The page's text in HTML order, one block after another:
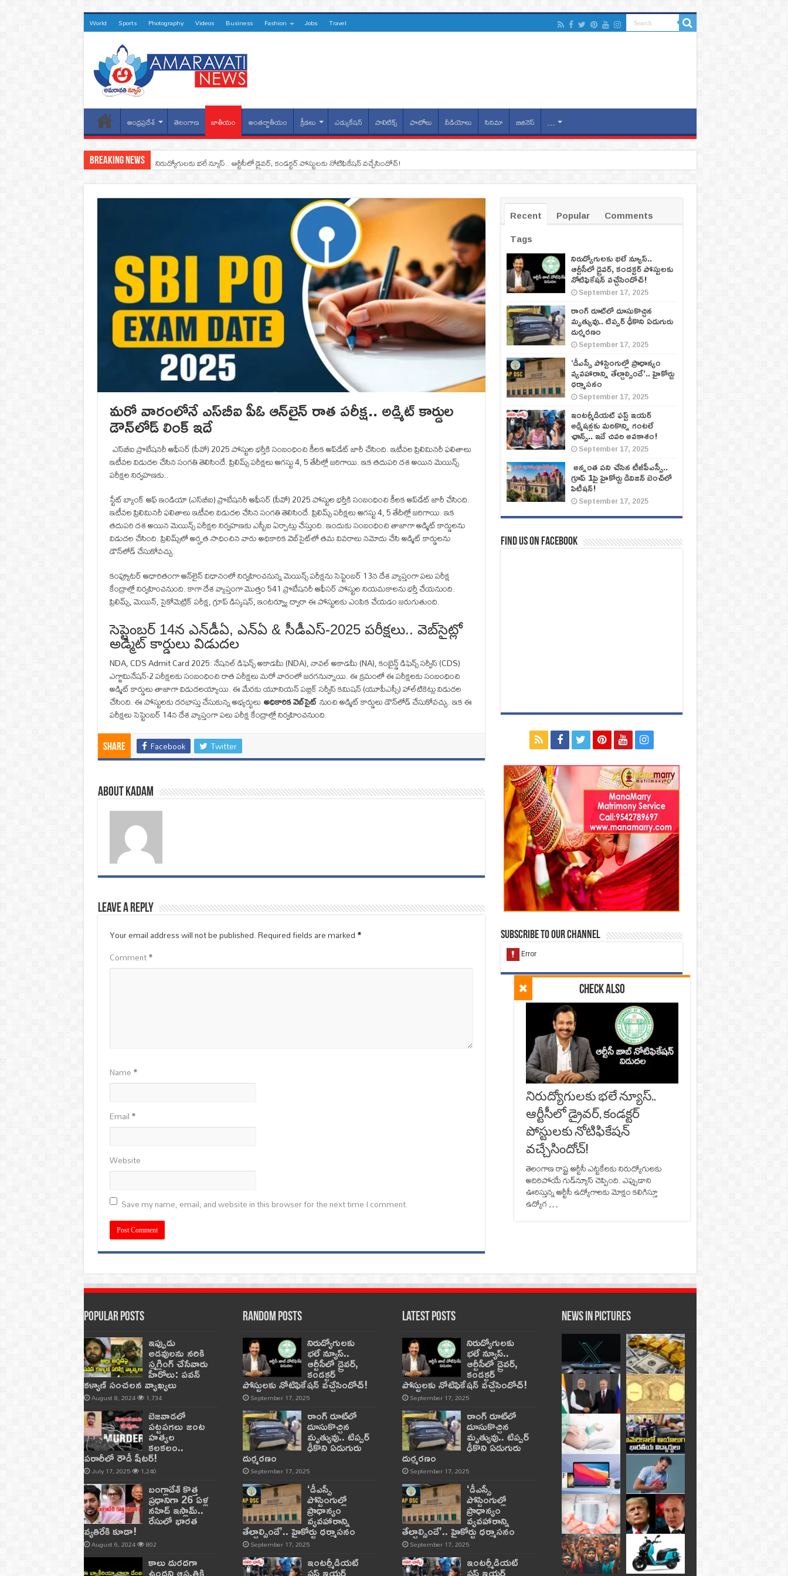
World Sports Photography Videos Business Fashion Jobs Travel
ఆంధ్రప్రదేశ్ తెలంగాణ జాతీయం అంతర్జాతీయం క్రీడలు ఎడ్యుకేషన్ పాలిటిక్స్ ఫొటోలు వీడియోలు సినిమా బిజినెస్ …
Breaking News నిరుద్యోగులకు భలే న్యూస్.. ఆర్టీసీలో డ్రైవర్, కండక్టర్‌ పోస్టులకు నోటిఫికేషన్‌ వచ్చేసిందోచ్‌!
మరో వారంలోనే ఎస్‌బీఐ పీఓ ఆన్‌లైన్‌ రాత పరీక్ష.. అడ్మిట్ కార్డుల
డౌన్‌లోడ్ లింక్‌ ఇదే
ఎస్‌బీఐ ప్రొబేషనరీ ఆఫీసర్‌ (పీవో) 2025 పోస్టుల భర్తీకి సంబంధించి కీలక అప్‌డేట్ జారీ చేసింది. ఇటీవల ప్రిలిమినరీ ఫలితాలు
ఇటీవల విడుదల చేసిన సంగతి తెలిసిందే. ప్రిలిమ్స్‌ పరీక్షలు ఆగస్టు 4, 5 తేదీల్లో జరిగాయి. ఇక తదుపరి దశ అయిన మెయిన్స్‌
పరీక్షల నిర్వహణకు..
స్టేట్ బ్యాంక్ ఆఫ్ ఇండియా (ఎస్‌బీఐ) ప్రొబేషనరీ ఆఫీసర్‌ (పీవో) 2025 పోస్టుల భర్తీకి సంబంధించి కీలక అప్‌డేట్ జారీ చేసింది.
ఇటీవల ప్రిలిమినరీ ఫలితాలు ఇటీవల విడుదల చేసిన సంగతి తెలిసిందే. ప్రిలిమ్స్‌ పరీక్షలు ఆగస్టు 4, 5 తేదీల్లో జరిగాయి. ఇక
తదుపరి దశ అయిన మెయిన్స్‌ పరీక్షల నిర్వహణకు ఎస్బీఐ ఏర్పాట్లు చేస్తుంది. ఇందుకు సంబంధించి తాజాగా అడ్మిట్‌ కార్డులను
విడుదల చేసింది. ప్రిలిమ్స్‌లో అర్హత సాధించిన వారు అధికారిక వెబ్‌సైట్‌లో తమ వివరాలు నమోదు చేసి అడ్మిట్‌ కార్డులను
డౌన్‌లోడ్‌ చేసుకోవచ్చు.
కంప్యూటర్‌ ఆధారితంగా ఆన్‌లైన్‌ విధానంలో నిర్వహించనున్న మెయిన్స్‌ పరీక్షను సెప్టెంబర్‌ 13న దేశ వ్యాప్తంగా పలు పరీక్ష
కేంద్రాల్లో నిర్వహించనుంది. కాగా దేశ వ్యాప్తంగా మొత్తం 541 ప్రొబేషనరీ ఆఫీసర్ పోస్టుల నియమకాలను భర్తీ చేయనుంది.
ప్రిలిమ్స్, మెయిన్, సైకోమెట్రిక్ పరీక్ష, గ్రూప్ డిస్కషన్, ఇంటర్వ్యూ ద్వారా ఈ పోస్టులకు ఎంపిక చేయడం జరుగుతుంది.
సెప్టెంబర్‌ 14న ఎన్‌డీఏ, ఎన్‌ఏ & సీడీఎస్‌-2025 పరీక్షలు.. వెబ్‌సైట్లో
అడ్మిట్‌ కార్డులు విడుదల
NDA, CDS Admit Card 2025: నేషనల్ డిఫెన్స్‌ అకాడమీ (NDA), నావల్‌ అకాడమీ (NA), కంబైన్డ్‌ డిఫెన్స్ సర్వీస్‌ (CDS)
ఎగ్జామినేషన్‌-2 పరీక్షలకు సంబంధించి రాత పరీక్షలు మరో వారంలో జరగనున్నాయి. ఈ క్రమంలో ఈ పరీక్షలకు సంబంధించి
అడ్మిట్‌ కార్డులు తాజాగా విడుదలయ్యాయి. ఈ మేరకు యూనియన్ పబ్లిక్‌ సర్వీస్‌ కమిషన్‌ (యూపీఎస్సీ) హాల్‌టికెట్లు విడుదల
చేసింది. ఈ పోస్టులకు దరఖాస్తు చేసుకున్న అభ్యర్థులు అధికారిక వెబ్‌సైట్నుంచి అడ్మిట్ కార్డులు డౌన్‌లోడ్‌ చేసుకోవచ్చు. ఇక ఈ
పరీక్షలు సెప్టెంబర్ 14న దేశ వ్యాప్తంగా పలు పరీక్ష కేంద్రాల్లో నిర్వహించనుంది.
Share Facebook Twitter
About Kadam
Check Also
నిరుద్యోగులకు భలే న్యూస్..
ఆర్టీసీలో డ్రైవర్, కండక్టర్‌
పోస్టులకు నోటిఫికేషన్‌
వచ్చేసిందోచ్‌!
తెలంగాణ రాష్ట్ర ఆర్టీసీ ఎట్టకేలకు నిరుద్యోగులకు
అదిరిపోయే గుడ్‌న్యూస్‌ చెప్పింది. ఎప్పుడాని
ఊరిస్తున్న ఆర్టీసీ ఉద్యోగాలకు మోక్షం కలిగిస్తూ
ఉద్యోగ …
Leave a Reply
Your email address will not be published.Required fields are marked*
Comment*
Name*
Email*
Website
Save my name, email, and website in this browser for the next time I comment.
Recent Popular
Comments
Tags
నిరుద్యోగులకు భలే న్యూస్..
ఆర్టీసీలో డ్రైవర్, కండక్టర్‌ పోస్టులకు
నోటిఫికేషన్‌ వచ్చేసిందోచ్‌!
September 17, 2025
రాంగ్ రూట్‌లో దూసుకొచ్చిన
మృత్యువు.. టిప్పర్ ఢీకొని ఏడుగురు
దుర్మరణం
September 17, 2025
‘డీఎస్సీ పోస్టింగుల్లో ప్రాధాన్యం
వ్యవహారాన్ని తేల్చాల్సిందే’.. హైకోర్టు
ధర్మాసనం
September 17, 2025
ఇంటర్మీడియట్ ఫస్ట్‌ ఇయర్‌
అడ్మిషన్లకు మరికొన్ని గంటలే
ఛాన్స్‌.. ఇదే చివరి అవకాశం!
September 17, 2025
అన్నంత పని చేసిన టీజీపీఎస్సీ..
గ్రూప్‌ 1పై హైకోర్టు డివిజన్‌ బెంచ్‌లో
పిటీషన్‌!
September 17, 2025
Find us on Facebook
Subscribe to our Channel
Popular Posts
ఇప్పుడు
అడవులను నరికి
స్మగ్లింగ్ చేసేవారు
హీరోలు: పవన్
కళ్యాణ్ సంచలన వ్యాఖ్యలు
August 8, 2024 1,734
బెజవాడలో
పట్టపగలు జంట
హత్యల
కలకలం..
పరారీలో రౌడీ షీటర్‌!
July 17, 2025 1,240
బంగ్లాదేశ్ కొత్త
ప్రధానిగా 26 ఏళ్ల
నహిద్ ఇస్లామ్..
రేసులో భారత
వ్యతిరేకి కూడా!
August 6, 2024 802
కాలు దురదగా
Random Posts
నిరుద్యోగులకు
భలే న్యూస్..
ఆర్టీసీలో డ్రైవర్,
కండక్టర్‌
పోస్టులకు నోటిఫికేషన్‌ వచ్చేసిందోచ్‌!
September 17, 2025
రాంగ్ రూట్‌లో
దూసుకొచ్చిన
మృత్యువు.. టిప్పర్
ఢీకొని ఏడుగురు
దుర్మరణం
September 17, 2025
‘డీఎస్సీ
పోస్టింగుల్లో
ప్రాధాన్యం
వ్యవహారాన్ని
తేల్చాల్సిందే’.. హైకోర్టు ధర్మాసనం
September 17, 2025
ఇంటర్మీడియట్
Latest Posts
నిరుద్యోగులకు
భలే న్యూస్..
ఆర్టీసీలో డ్రైవర్,
కండక్టర్‌
పోస్టులకు నోటిఫికేషన్‌ వచ్చేసిందోచ్‌!
September 17, 2025
రాంగ్ రూట్‌లో
దూసుకొచ్చిన
మృత్యువు.. టిప్పర్
ఢీకొని ఏడుగురు
దుర్మరణం
September 17, 2025
‘డీఎస్సీ
పోస్టింగుల్లో
ప్రాధాన్యం
వ్యవహారాన్ని
తేల్చాల్సిందే’.. హైకోర్టు ధర్మాసనం
September 17, 2025
ఇంటర్మీడియట్
News in Pictures